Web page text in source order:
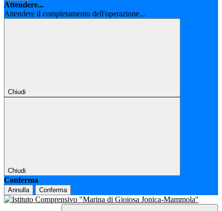
Attendere...
Attendere il completamento dell'operazione...
Chiudi
Chiudi
Conferma
Annulla Conferma